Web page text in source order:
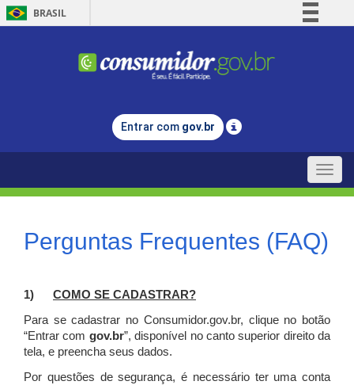
BRASIL
Comunica BR
Legislação
Entrar com gov.br
Toggle
Perguntas Frequentes (FAQ)
1) COMO SE CADASTRAR?
Para se cadastrar no Consumidor.gov.br, clique no botão
“Entrar com gov.br”, disponível no canto superior direito da
tela, e preencha seus dados.
Por questões de segurança, é necessário ter uma conta